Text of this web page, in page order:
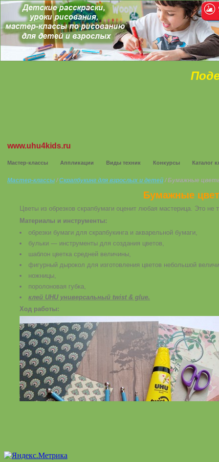
www.uhu4kids.ru
Мастер-классы Аппликации Виды техник Конкурсы Каталог
Мастер-классы /Скрапбукинг для взрослых и детей / Бумажные
Бумажные
Цветы из обрезков скрапбумаги оценит любая мастерица. Это
Материалы и инструменты:
обрезки бумаги для скрапбукинга и акварельной бумаги,
бульки — инструменты для создания цветов,
шаблон цветка средней величины,
фигурный дырокол для изготовления цветов небольшой
ножницы,
поролоновая губка,
клей UHU универсальный twist & glue.
Ход работы: